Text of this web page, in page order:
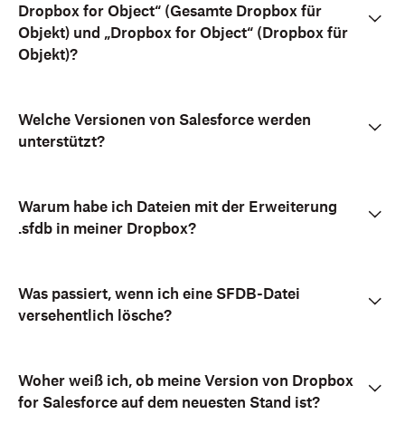
Dropbox for Object“ (Gesamte Dropbox für
Objekt) und „Dropbox for Object“ (Dropbox für
Objekt)?
Welche Versionen von Salesforce werden
unterstützt?
Warum habe ich Dateien mit der Erweiterung
.sfdb in meiner Dropbox?
Was passiert, wenn ich eine SFDB-Datei
versehentlich lösche?
Woher weiß ich, ob meine Version von Dropbox
for Salesforce auf dem neuesten Stand ist?